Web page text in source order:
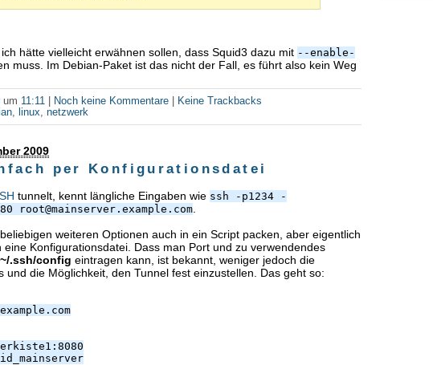
hätte vielleicht erwähnen sollen, dass Squid3 dazu mit --enable-
muss. Im Debian-Paket ist das nicht der Fall, es führt also kein Weg
um 11:11 Noch keine Kommentare
Keine Trackbacks
linux ,netzwerk
2009
per Konfigurationsdatei
tunnelt, kennt längliche Eingaben wie ssh -p1234 -
root@mainserver.example.com
weiteren Optionen auch in ein Script packen, aber eigentlich
Konfigurationsdatei. Dass man Port und zu verwendendes
~/.ssh/config eintragen kann, ist bekannt, weniger jedoch die
und die Möglichkeit, den Tunnel fest einzustellen. Das geht so: